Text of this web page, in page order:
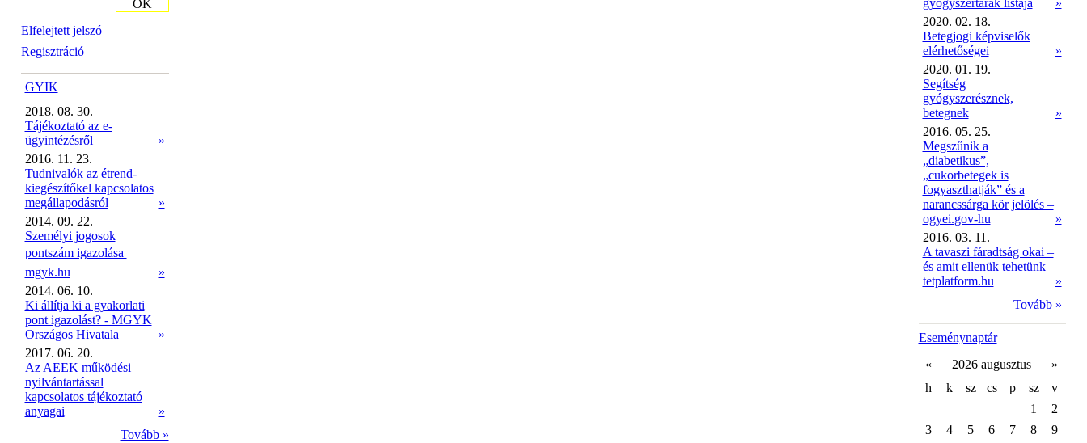
Elfelejtett jelszó
Regisztráció
OK
GYIK
2018. 08. 30.
Tájékoztató az e-
ügyintézésről
»
2016. 11. 23.
Tudnivalók az étrend-
kiegészítőkel kapcsolatos
megállapodásról
»
2014. 09. 22.
Személyi jogosok
pontszám igazolása 
mgyk.hu
»
2014. 06. 10.
Ki állítja ki a gyakorlati
pont igazolást? - MGYK
Országos Hivatala
»
2017. 06. 20.
Az AEEK működési
nyilvántartással
kapcsolatos tájékoztató
anyagai
»
Tovább »
gyógyszertárak listája
»
2020. 02. 18.
Betegjogi képviselők
elérhetőségei
»
2020. 01. 19.
Segítség
gyógyszerésznek,
betegnek
»
2016. 05. 25.
Megszűnik a
„diabetikus”,
„cukorbetegek is
fogyaszthatják” és a
narancssárga kör jelölés –
ogyei.gov-hu
»
2016. 03. 11.
A tavaszi fáradtság okai –
és amit ellenük tehetünk –
tetplatform.hu
»
Tovább »
Eseménynaptár
«
2026 augusztus
»
h
k sz cs p sz
v
1
2
3
4 5 6 7 8
9